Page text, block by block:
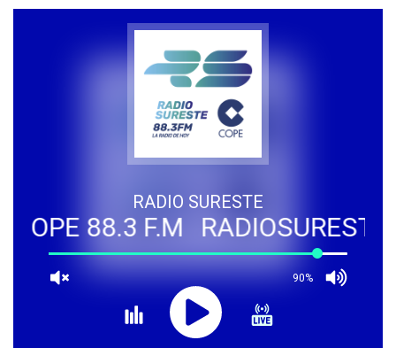
RADIO SURESTE
88.3 F.M RADIOSURESTE -
90%